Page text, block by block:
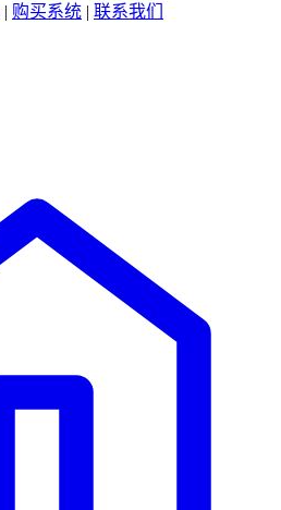
| 购买系统 | 联系我们